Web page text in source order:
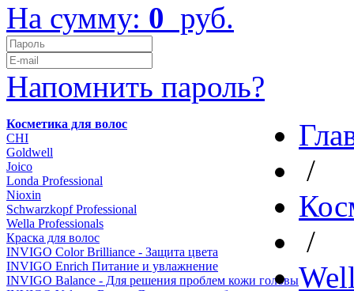
На сумму: 0 руб.
Напомнить пароль?
Косметика для волос
CHI
Goldwell
Joico
Londa Professional
Nioxin
Schwarzkopf Professional
Wella Professionals
Краска для волос
INVIGO Color Brilliance - Защита цвета
INVIGO Enrich Питание и увлажнение
INVIGO Balance - Для решения проблем кожи головы
/
/